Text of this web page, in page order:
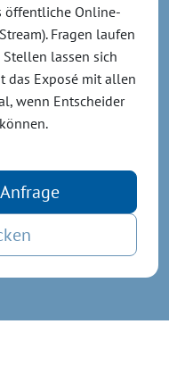
öffentliche Online-
Fragen laufen
lassen sich
das Exposé mit allen
wenn Entscheider